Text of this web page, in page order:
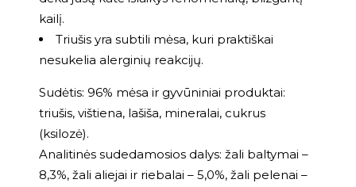
kailį.
Triušis yra subtili mėsa, kuri praktiškai
nesukelia alerginių reakcijų.
Sudėtis: 96% mėsa ir gyvūniniai produktai:
triušis, vištiena, lašiša, mineralai, cukrus
(ksilozė).
Analitinės sudedamosios dalys: žali baltymai –
8,3%, žali aliejai ir riebalai – 5,0%, žali pelenai –